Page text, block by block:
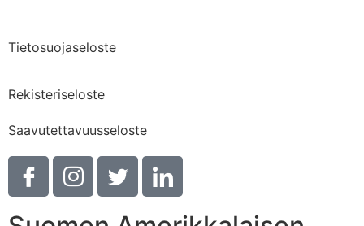
Tietosuojaseloste
Rekisteriseloste
Saavutettavuusseloste